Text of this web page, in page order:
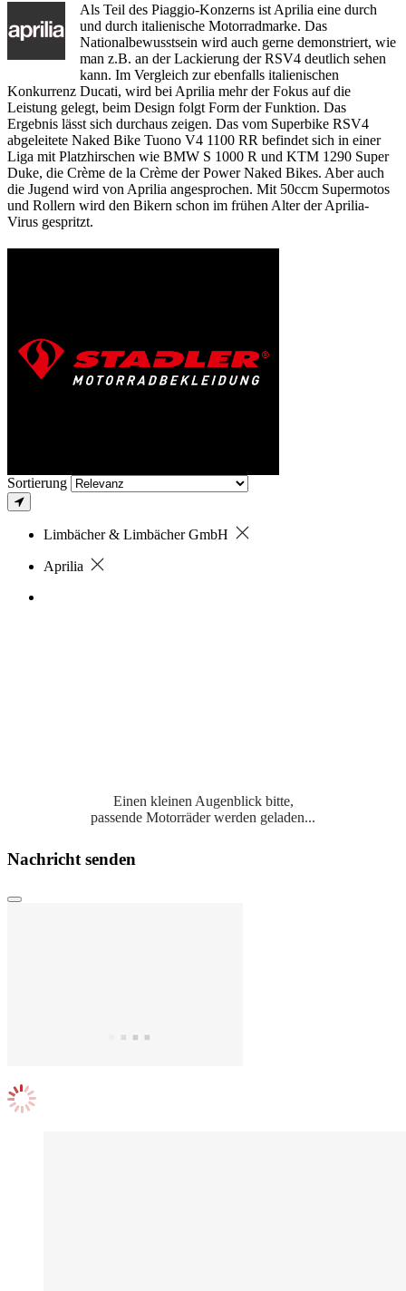
Als Teil des Piaggio-Konzerns ist Aprilia eine durch
und durch italienische Motorradmarke. Das
Nationalbewusstsein wird auch gerne demonstriert, wie
man z.B. an der Lackierung der RSV4 deutlich sehen
kann. Im Vergleich zur ebenfalls italienischen
Konkurrenz Ducati, wird bei Aprilia mehr der Fokus auf die
Leistung gelegt, beim Design folgt Form der Funktion. Das
Ergebnis lässt sich durchaus zeigen. Das vom Superbike RSV4
abgeleitete Naked Bike Tuono V4 1100 RR befindet sich in einer
Liga mit Platzhirschen wie BMW S 1000 R und KTM 1290 Super
Duke, die Crème de la Crème der Power Naked Bikes. Aber auch
die Jugend wird von Aprilia angesprochen. Mit 50ccm Supermotos
und Rollern wird den Bikern schon im frühen Alter der Aprilia-
Virus gespritzt.
Sortierung
Limbächer & Limbächer GmbH
Aprilia
Einen kleinen Augenblick bitte,
passende Motorräder werden geladen...
Nachricht senden